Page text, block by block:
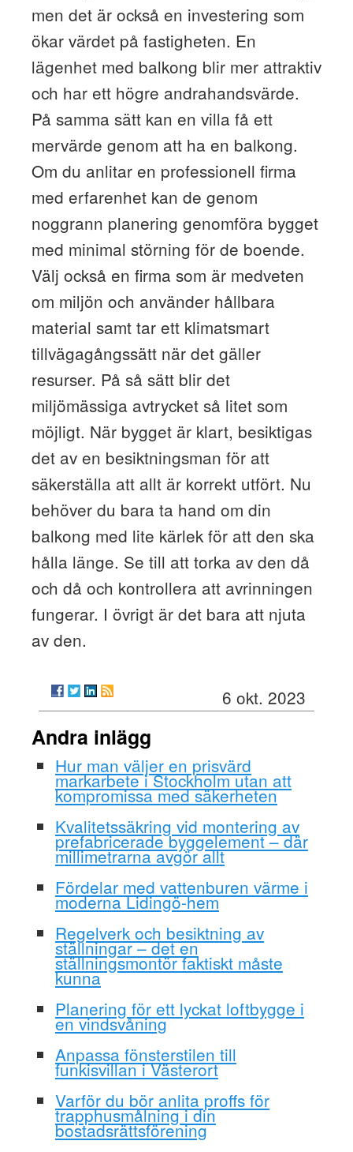
men det är också en investering som
ökar värdet på fastigheten. En
lägenhet med balkong blir mer attraktiv
och har ett högre andrahandsvärde.
På samma sätt kan en villa få ett
mervärde genom att ha en balkong.
Om du anlitar en professionell firma
med erfarenhet kan de genom
noggrann planering genomföra bygget
med minimal störning för de boende.
Välj också en firma som är medveten
om miljön och använder hållbara
material samt tar ett klimatsmart
tillvägagångssätt när det gäller
resurser. På så sätt blir det
miljömässiga avtrycket så litet som
möjligt. När bygget är klart, besiktigas
det av en besiktningsman för att
säkerställa att allt är korrekt utfört. Nu
behöver du bara ta hand om din
balkong med lite kärlek för att den ska
hålla länge. Se till att torka av den då
och då och kontrollera att avrinningen
fungerar. I övrigt är det bara att njuta
av den.
6 okt. 2023
Andra inlägg
Hur man väljer en prisvärd
markarbete i Stockholm utan att
kompromissa med säkerheten
Kvalitetssäkring vid montering av
prefabricerade byggelement – där
millimetrarna avgör allt
Fördelar med vattenburen värme i
moderna Lidingö-hem
Regelverk och besiktning av
ställningar – det en
ställningsmontör faktiskt måste
kunna
Planering för ett lyckat loftbygge i
en vindsvåning
Anpassa fönsterstilen till
funkisvillan i Västerort
Varför du bör anlita proffs för
trapphusmålning i din
bostadsrättsförening